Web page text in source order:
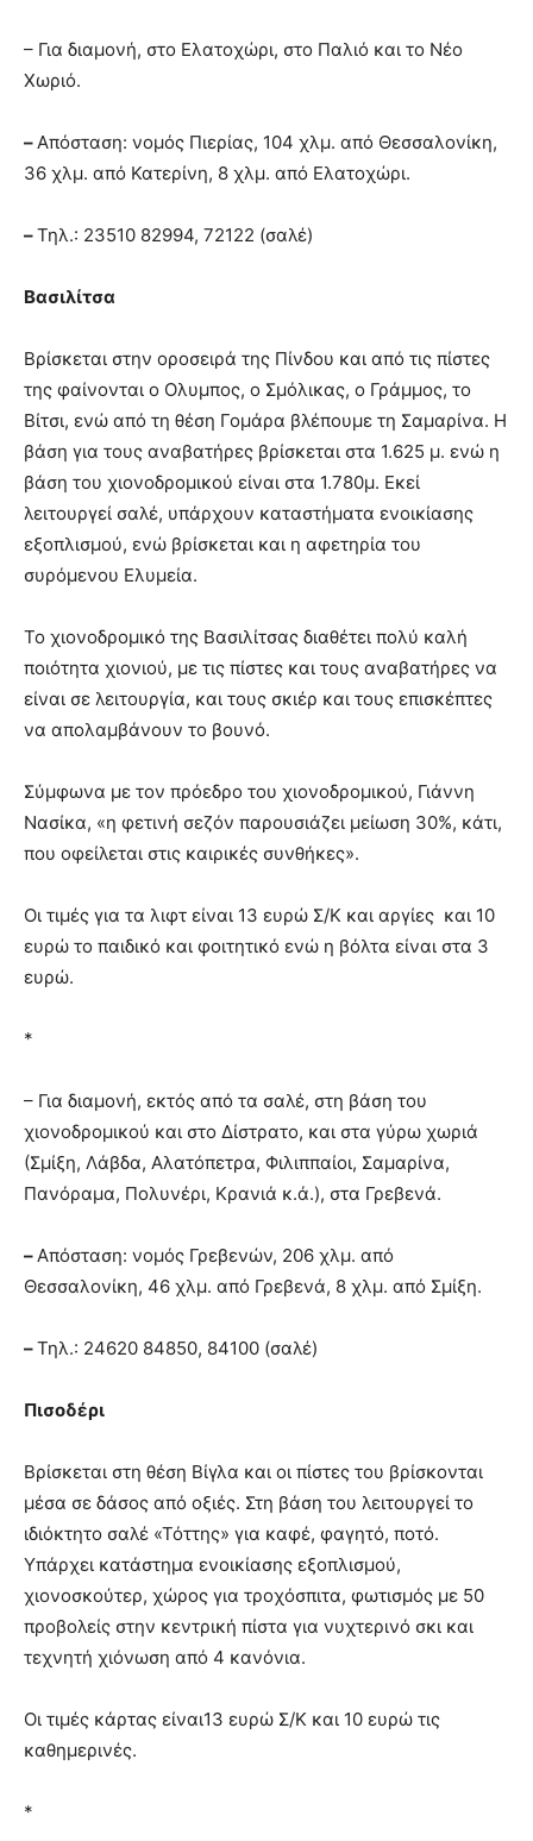
– Για διαμονή, στο Ελατοχώρι, στο Παλιό και το Νέο
Χωριό.
– Απόσταση: νομός Πιερίας, 104 χλμ. από Θεσσαλονίκη,
36 χλμ. από Κατερίνη, 8 χλμ. από Ελατοχώρι.
–Τηλ.: 23510 82994, 72122 (σαλέ)
Βασιλίτσα
Βρίσκεται στην οροσειρά της Πίνδου και από τις πίστες
της φαίνονται ο Ολυμπος, ο Σμόλικας, ο Γράμμος, το
Βίτσι, ενώ από τη θέση Γομάρα βλέπουμε τη Σαμαρίνα. Η
βάση για τους αναβατήρες βρίσκεται στα 1.625 μ. ενώ η
βάση του χιονοδρομικού είναι στα 1.780μ. Εκεί
λειτουργεί σαλέ, υπάρχουν καταστήματα ενοικίασης
εξοπλισμού, ενώ βρίσκεται και η αφετηρία του
συρόμενου Ελυμεία.
Το χιονοδρομικό της Βασιλίτσας διαθέτει πολύ καλή
ποιότητα χιονιού, με τις πίστες και τους αναβατήρες να
είναι σε λειτουργία, και τους σκιέρ και τους επισκέπτες
να απολαμβάνουν το βουνό.
Σύμφωνα με τον πρόεδρο του χιονοδρομικού, Γιάννη
Νασίκα, «η φετινή σεζόν παρουσιάζει μείωση 30%, κάτι,
που οφείλεται στις καιρικές συνθήκες».
Οι τιμές για τα λιφτ είναι 13 ευρώ Σ/Κ και αργίες και 10
ευρώ το παιδικό και φοιτητικό ενώ η βόλτα είναι στα 3
ευρώ.
*
– Για διαμονή, εκτός από τα σαλέ, στη βάση του
χιονοδρομικού και στο Δίστρατο, και στα γύρω χωριά
(Σμίξη, Λάβδα, Αλατόπετρα, Φιλιππαίοι, Σαμαρίνα,
Πανόραμα, Πολυνέρι, Κρανιά κ.ά.), στα Γρεβενά.
– Απόσταση: νομός Γρεβενών, 206 χλμ. από
Θεσσαλονίκη, 46 χλμ. από Γρεβενά, 8 χλμ. από Σμίξη.
–Τηλ.: 24620 84850, 84100 (σαλέ)
Πισοδέρι
Βρίσκεται στη θέση Βίγλα και οι πίστες του βρίσκονται
μέσα σε δάσος από οξιές. Στη βάση του λειτουργεί το
ιδιόκτητο σαλέ «Τόττης» για καφέ, φαγητό, ποτό.
Υπάρχει κατάστημα ενοικίασης εξοπλισμού,
χιονοσκούτερ, χώρος για τροχόσπιτα, φωτισμός με 50
προβολείς στην κεντρική πίστα για νυχτερινό σκι και
τεχνητή χιόνωση από 4 κανόνια.
Οι τιμές κάρτας είναι13 ευρώ Σ/Κ και 10 ευρώ τις
καθημερινές.
*